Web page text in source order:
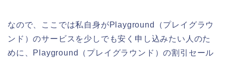
なので、ここでは私自身がPlayground（プレイグラウ
ンド）のサービスを少しでも安く申し込みたい人のた
めに、Playground（プレイグラウンド）の割引セール